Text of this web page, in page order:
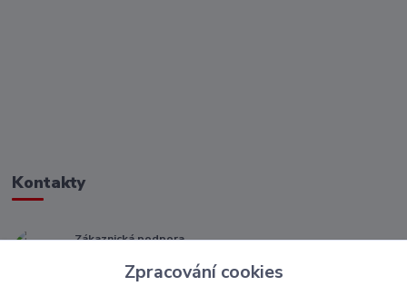
Kontakty
Zákaznická podpora
(Po-Pá, 8-16 hod.)Zpracování cookies